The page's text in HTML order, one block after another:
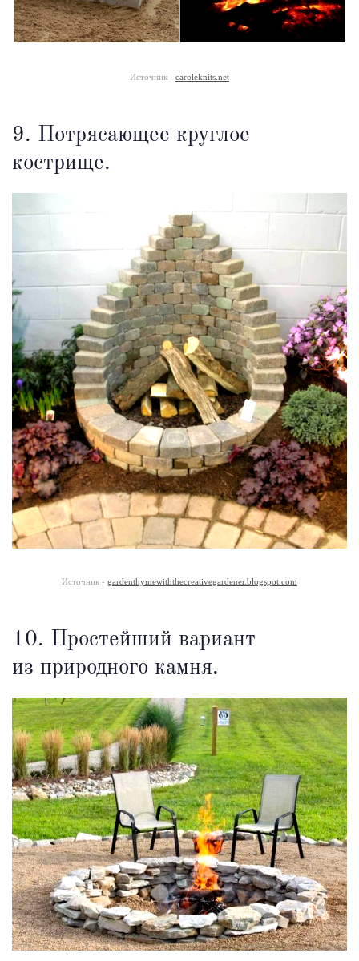
Источник - caroleknits.net
9. Потрясающее круглое
кострище.
Источник - gardenthymewiththecreativegardener.blogspot.com
10. Простейший вариант
из природного камня.